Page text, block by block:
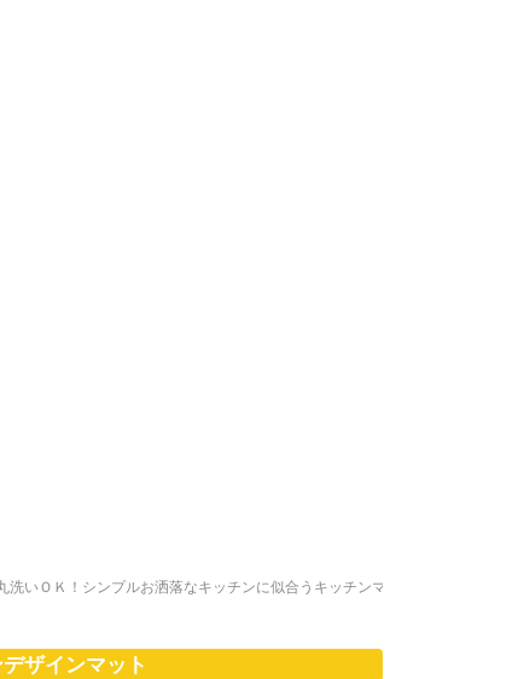
洗いＯＫ！シンプルお洒落なキッチンに似合うキッチンマ
ザインマット